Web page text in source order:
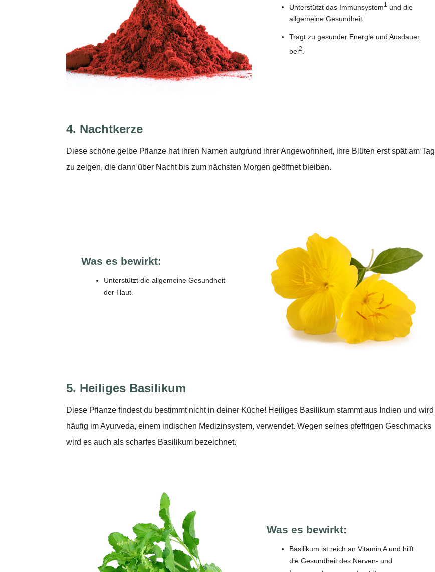
Unterstützt das Immunsystem1
und die
allgemeine Gesundheit.
Trägt zu gesunder Energie und Ausdauer
bei2
4. Nachtkerze
Diese schöne gelbe Pflanze hat ihren Namen aufgrund ihrer Angewohnheit, ihre Blüten erst spät am Tag
zu zeigen, die dann über Nacht bis zum nächsten Morgen geöffnet bleiben.
Was es bewirkt:
Unterstützt die allgemeine Gesundheit
der Haut.
5. Heiliges Basilikum
Diese Pflanze findest du bestimmt nicht in deiner Küche! Heiliges Basilikum stammt aus Indien und wird
häufig im Ayurveda, einem indischen Medizinsystem, verwendet. Wegen seines pfeffrigen Geschmacks
wird es auch als scharfes Basilikum bezeichnet.
Was es bewirkt:
Basilikum ist reich an Vitamin A und hilft
die Gesundheit des Nerven- und